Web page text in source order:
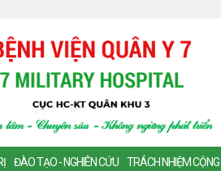
ĐÀO TẠO - NGHIÊN CỨU TRÁCH NHIỆM